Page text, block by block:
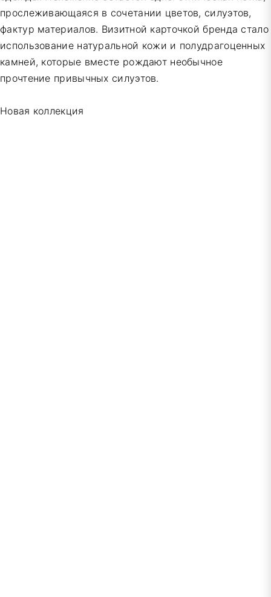
прослеживающаяся в сочетании цветов, силуэтов,
фактур материалов. Визитной карточкой бренда стало
использование натуральной кожи и полудрагоценных
камней, которые вместе рождают необычное
прочтение привычных силуэтов.
Новая коллекция